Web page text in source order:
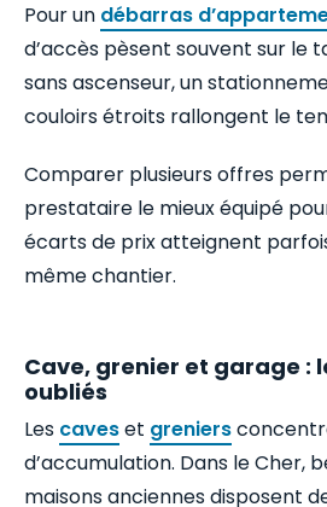
Pour un débarras
d’accès pèsent souvent sur le
sans ascenseur, un
couloirs étroits rallongent le
Comparer plusieurs offres
prestataire le mieux équipé
écarts de prix atteignent
même chantier.
Cave, grenier et garage :
oubliés
Les caveset greniers
d’accumulation. Dans le Cher,
maisons anciennes disposent